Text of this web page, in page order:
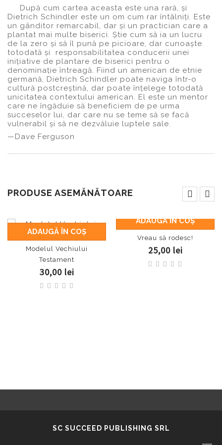
După cum cartea aceasta este una rară, și
Dietrich Schindler este un om cum rar întâlniți. Este
un gânditor remarcabil, dar și un practician care a
plantat mai multe biserici. Știe cum să ia un lucru
de la zero și să îl pună pe picioare, dar cunoaște
totodată și responsabilitatea conducerii unei
inițiative de plantare de biserici pentru o
denominație întreagă. Fiind un american de etnie
germană, Dietrich Schindler poate naviga într-o
cultură postcreștină, dar poate înțelege totodată
unicitatea contextului american. El este un mentor
care ne îngăduie să beneficiem de pe urma
succeselor lui, dar care nu se teme să se facă
vulnerabil și să ne dezvăluie luptele sale.
—Dave Ferguson
PRODUSE ASEMĂNĂTOARE
ADAUGĂ ÎN COŞ
Modelul Vechiului
Testament
30,00 lei
ADAUGĂ ÎN COŞ
Vreau să rodesc!
25,00 lei
SC SUCCEED PUBLISHING SRL